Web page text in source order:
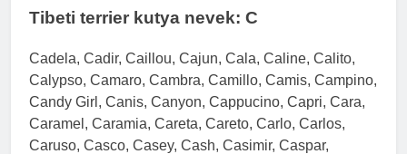
Tibeti terrier kutya nevek: C
Cadela, Cadir, Caillou, Cajun, Cala, Caline, Calito,
Calypso, Camaro, Cambra, Camillo, Camis, Campino,
Candy Girl, Canis, Canyon, Cappucino, Capri, Cara,
Caramel, Caramia, Careta, Careto, Carlo, Carlos,
Caruso, Casco, Casey, Cash, Casimir, Caspar,